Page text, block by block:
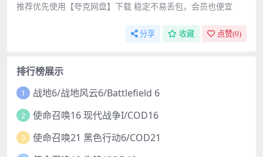
推荐优先使用【夸克网盘】下载 稳定不易丢包，会员也便宜
分享 收藏 点赞(0)
排行榜展示
1 战地6/战地风云6/Battlefield 6
2 使命召唤16 现代战争I/COD16
3 使命召唤21 黑色行动6/COD21